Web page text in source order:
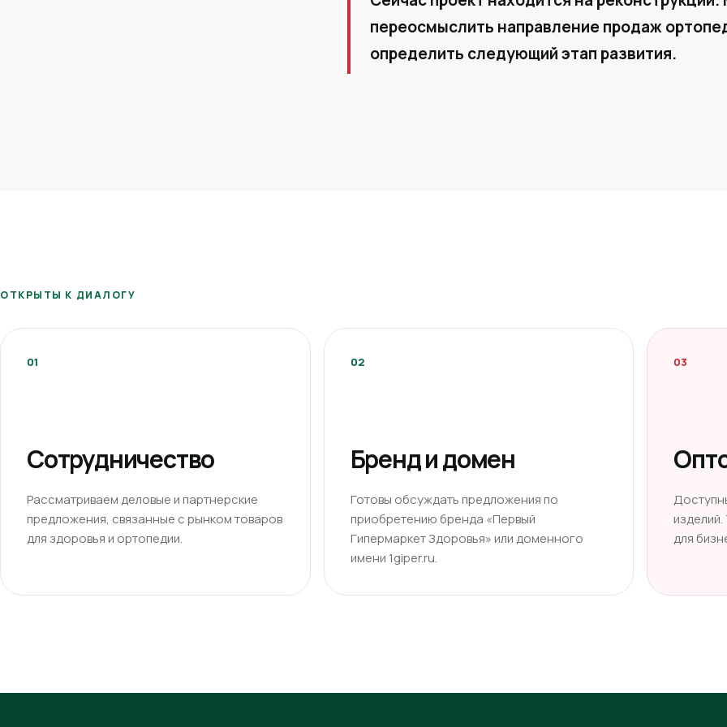
переосмыслить направление продаж
определить следующий этап развития.
ОТКРЫТЫ К ДИАЛОГУ
01
Сотрудничество
Рассматриваем деловые и партнерские
предложения, связанные с рынком товаров
для здоровья и ортопедии.
02
Бренд и домен
Готовы обсуждать предложения по
приобретению бренда «Первый
Гипермаркет Здоровья» или доменного
имени 1giper.ru.
03
для